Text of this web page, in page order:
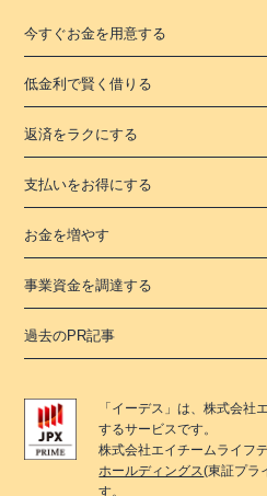
今すぐお金を用意する
低金利で賢く借りる
返済をラクにする
支払いをお得にする
お金を増やす
事業資金を調達する
過去のPR記事
「 イーデス 」は、株式会社
するサービスです。
株式会社エイチームライフ
ホールディングス(東証プラ
す。